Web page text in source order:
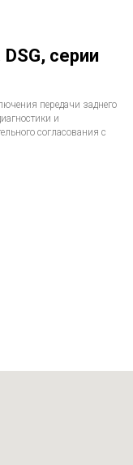
серии
передачи заднего
и
согласования с